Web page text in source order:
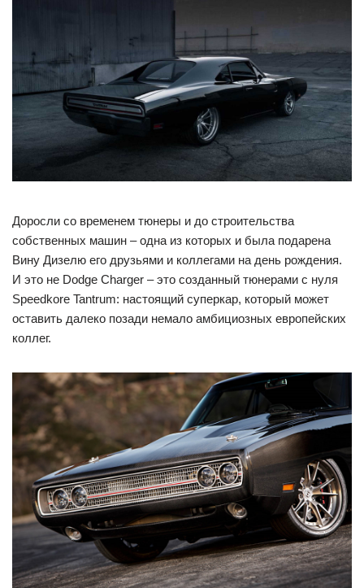
Доросли со временем тюнеры и до строительства
собственных машин – одна из которых и была подарена
Вину Дизелю его друзьями и коллегами на день рождения.
И это не Dodge Charger – это созданный тюнерами с нуля
Speedkore Tantrum: настоящий суперкар, который может
оставить далеко позади немало амбициозных европейских
коллег.